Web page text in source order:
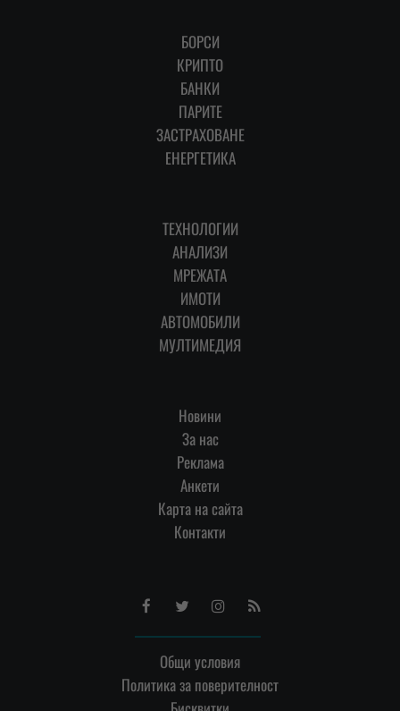
БОРСИ
КРИПТО
БАНКИ
ПАРИТЕ
ЗАСТРАХОВАНЕ
ЕНЕРГЕТИКА
ТЕХНОЛОГИИ
АНАЛИЗИ
МРЕЖАТА
ИМОТИ
АВТОМОБИЛИ
МУЛТИМЕДИЯ
Новини
За нас
Реклама
Анкети
Карта на сайта
Контакти
FacebookTwitterInstagram
RSS
Общи условия
Политика за поверителност